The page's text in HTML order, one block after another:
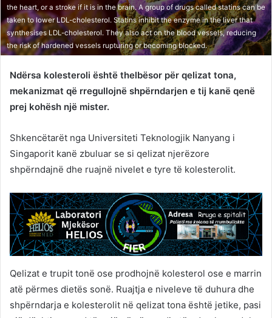
the heart, or a stroke if it is in the brain. A group of drugs called statins can be
taken to lower LDL-cholesterol. Statins inhibit the enzyme in the liver that
synthesises LDL-cholesterol. They also act on the blood vessels, reducing
the risk of hardened vessels rupturing or becoming blocked.
Ndërsa kolesteroli është thelbësor për qelizat tona,
mekanizmat që rregullojnë shpërndarjen e tij kanë qenë
prej kohësh një mister.
Shkencëtarët nga Universiteti Teknologjik Nanyang i
Singaporit kanë zbuluar se si qelizat njerëzore
shpërndajnë dhe ruajnë nivelet e tyre të kolesterolit.
Qelizat e trupit tonë ose prodhojnë kolesterol ose e marrin
atë përmes dietës sonë. Ruajtja e niveleve të duhura dhe
shpërndarja e kolesterolit në qelizat tona është jetike, pasi